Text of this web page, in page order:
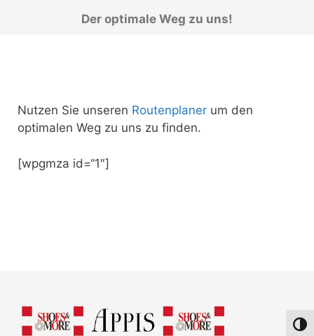
Der optimale Weg zu uns!
Nutzen Sie unseren Routenplaner um den
optimalen Weg zu uns zu finden.
[wpgmza id=“1″]